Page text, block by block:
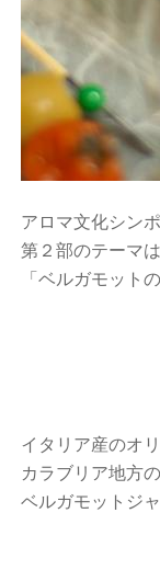
アロマ文化シン
第２部のテーマは
「ベルガモット
イタリア産のオ
カラブリア地方の
ベルガモットジャ